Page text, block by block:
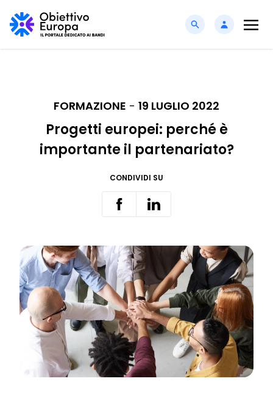
FORMAZIONE - 19 LUGLIO 2022
Progetti europei: perché è
importante il partenariato?
CONDIVIDI SU